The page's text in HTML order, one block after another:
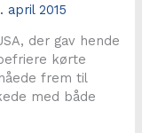
april 2015